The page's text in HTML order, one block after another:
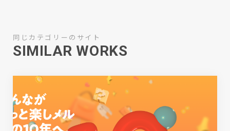
同じカテゴリーのサイト
SIMILAR WORKS